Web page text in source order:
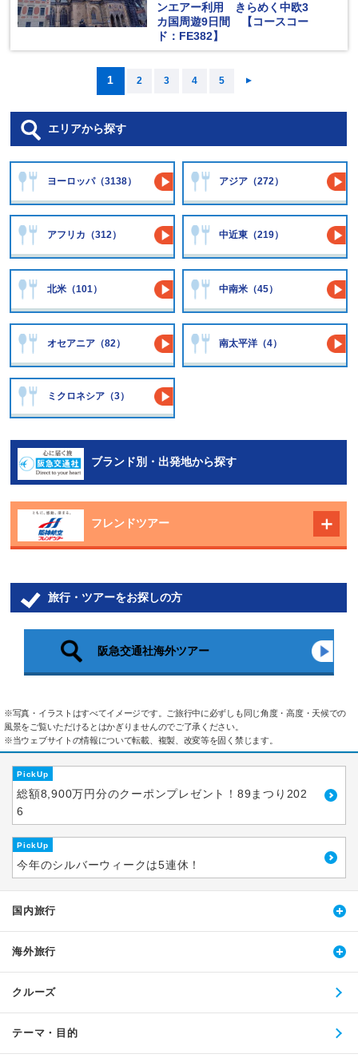
ンエアー利用 きらめく中欧3
カ国周遊9日間 【コースコー
ド：FE382】
1 2 3 4 5 ▲
エリアから探す
ヨーロッパ（3138） アジア（272）
アフリカ（312） 中近東（219）
北米（101） 中南米（45）
オセアニア（82） 南太平洋（4）
ミクロネシア（3）
ブランド別・出発地から探す
フレンドツアー
旅行・ツアーをお探しの方
阪急交通社海外ツアー
※写真・イラストはすべてイメージです。ご旅行中に必ずしも同じ角度・高度・天候での
風景をご覧いただけるとはかぎりませんのでご了承ください。
※当ウェブサイトの情報について転載、複製、改変等を固く禁じます。
PickUp
総額8,900万円分のクーポンプレゼント！89まつり202
6
PickUp
今年のシルバーウィークは5連休！
国内旅行
海外旅行
クルーズ
テーマ・目的